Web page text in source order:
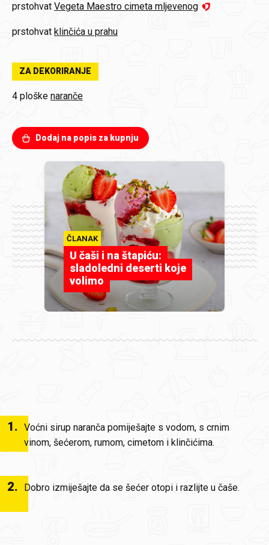
prstohvat Vegeta Maestro cimeta mljevenog
prstohvat klinčića u prahu
ZA DEKORIRANJE
4 ploške naranče
Dodaj na popis za kupnju
ČLANAK
U čaši i na štapiću:
sladoledni deserti koje
volimo
1. Voćni sirup naranča pomiješajte s vodom, s crnim
vinom, šećerom, rumom, cimetom i klinčićima.
2. Dobro izmiješajte da se šećer otopi i razlijte u čaše.